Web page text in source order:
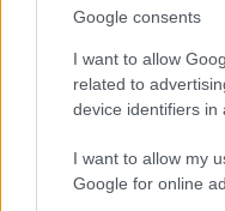
Google consents
I want to allow
related to
device identifiers in
I want to allow my
Google for online